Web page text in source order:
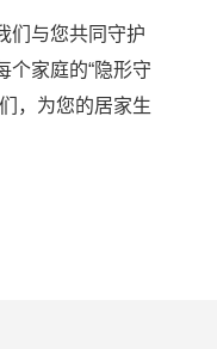
们与您共同守护
个家庭的“隐形守
，为您的居家生